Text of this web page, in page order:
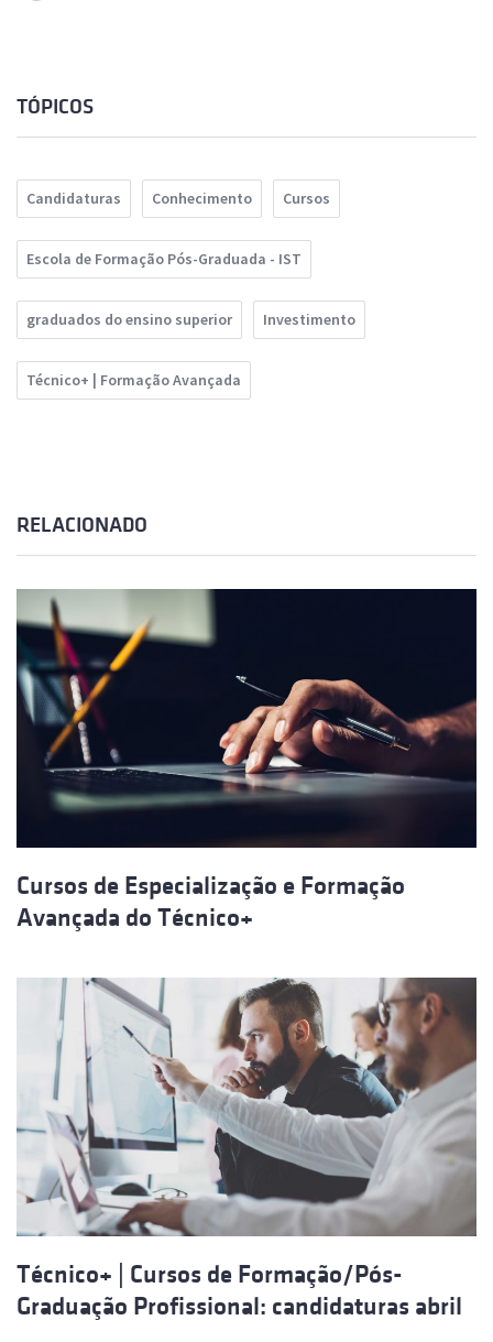
TÓPICOS
Candidaturas Conhecimento Cursos
Escola de Formação Pós-Graduada - IST
graduados do ensino superior Investimento
Técnico+ | Formação Avançada
RELACIONADO
Cursos de Especialização e Formação
Avançada do Técnico+
Técnico+ | Cursos de Formação/Pós-
Graduação Profissional: candidaturas abril